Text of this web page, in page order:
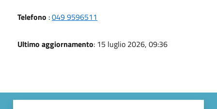
Telefono :049 9596511
Ultimo aggiornamento: 15 luglio 2026, 09:36